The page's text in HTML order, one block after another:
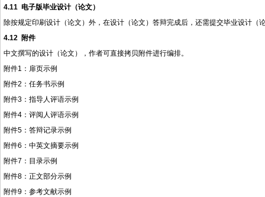
4.11 电子版毕业设计（论文）
除按规定印刷设计（论文）外，在设计（论文）答辩完成后，还需提交毕业设计（
4.12 附件
中文撰写的设计（论文），作者可直接拷贝附件进行编排。
附件1 ：扉页示例
附件2 ：任务书示例
附件3：指导人评语示例
附件4：评阅人评语示例
附件5：答辩记录示例
附件6 ：中英文摘要示例
附件7 ：目录示例
附件8：正文部分示例
附件9：参考文献示例